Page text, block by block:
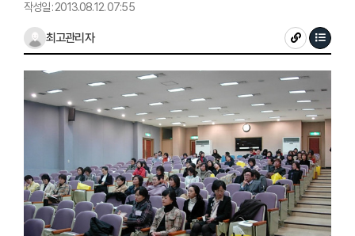
작성일 : 2013.08.12. 07:55
최고관리자